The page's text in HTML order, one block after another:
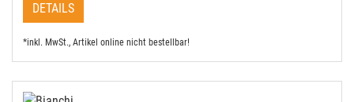
DETAILS
*inkl. MwSt., Artikel online nicht bestellbar!